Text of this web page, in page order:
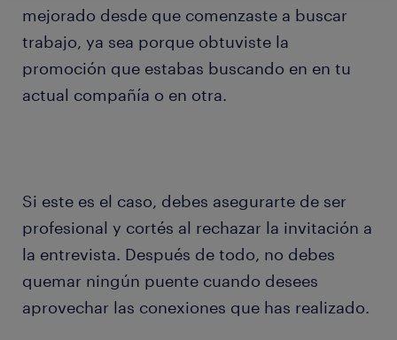
mejorado desde que comenzaste a buscar
trabajo, ya sea porque obtuviste la
promoción que estabas buscando en en tu
actual compañía o en otra.
Si este es el caso, debes asegurarte de ser
profesional y cortés al rechazar la invitación a
la entrevista. Después de todo, no debes
quemar ningún puente cuando desees
aprovechar las conexiones que has realizado.